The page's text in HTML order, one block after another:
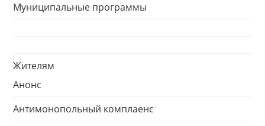
Муниципальные программы
Жителям
Анонс
Антимонопольный комплаенс